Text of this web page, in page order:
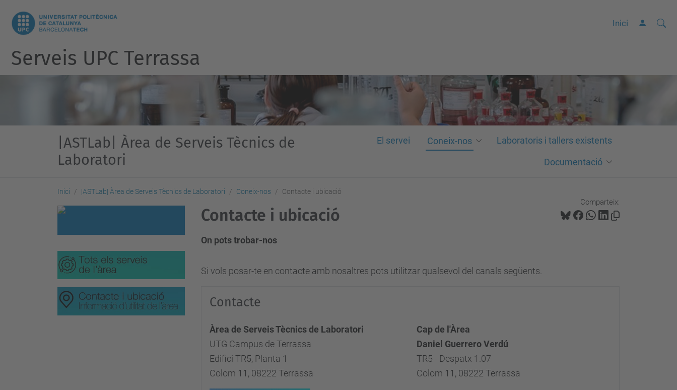
Inici Cerca
C
a
Serveis UPC Terrassa
|ASTLab| Àrea de Serveis Tècnics de
Laboratori
El servei Coneix-nos Laboratoris i tallers existents
Documentació
Inici |ASTLab| Àrea de Serveis Tècnics de Laboratori Coneix-nos Contacte i ubicació
Comparteix:
Contacte i ubicació
On pots trobar-nos
Si vols posar-te en contacte amb nosaltres pots utilitzar qualsevol del canals següents.
Contacte
Àrea de Serveis Tècnics de Laboratori
UTG Campus de Terrassa
Edifici TR5, Planta 1
Colom 11, 08222 Terrassa
Cap de l'Àrea
Daniel Guerrero Verdú
TR5 - Despatx 1.07
Colom 11, 08222 Terrassa